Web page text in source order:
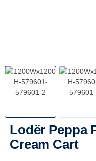
Lodër Peppa
Cream Cart